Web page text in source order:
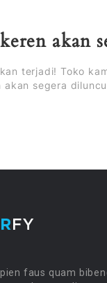
akan
terjadi! Toko
akan segera
faus quam